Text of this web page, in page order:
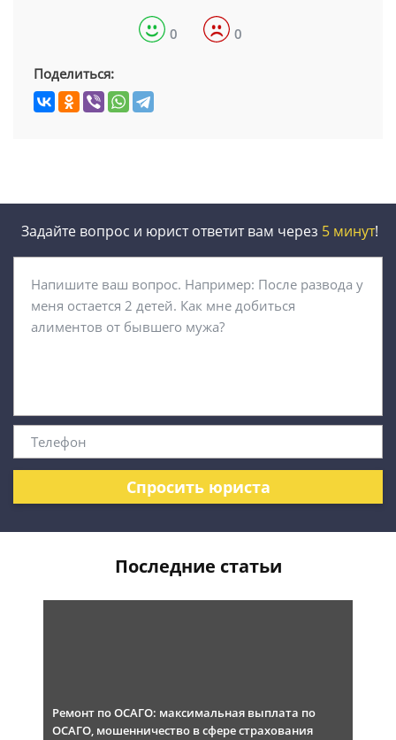
0 0
Поделиться:
Задайте вопрос и юрист ответит вам через 5 минут!
Спросить юриста
Последние статьи
Ремонт по ОСАГО: максимальная выплата по
ОСАГО, мошенничество в сфере страхования